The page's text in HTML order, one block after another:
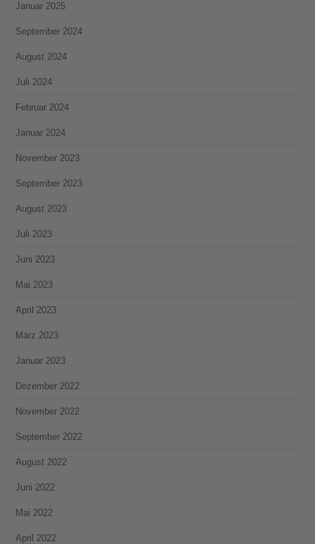
Januar 2025
September 2024
August 2024
Juli 2024
Februar 2024
Januar 2024
November 2023
September 2023
August 2023
Juli 2023
Juni 2023
Mai 2023
April 2023
März 2023
Januar 2023
Dezember 2022
November 2022
September 2022
August 2022
Juni 2022
Mai 2022
April 2022